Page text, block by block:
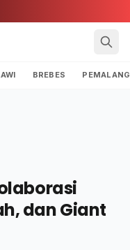
BREBES PEMALANG
dan Giant